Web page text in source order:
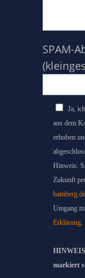
SPAM-
Ja,
aus dem
erhoben
Hinweis:
Zukunft
bamberg.de
Umgang
Erklärung.
markiert